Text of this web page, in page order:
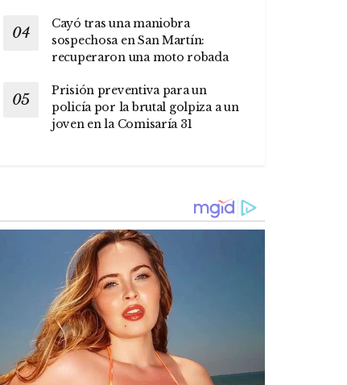
Cayó tras una maniobra
sospechosa en San Martín:
recuperaron una moto robada
Prisión preventiva para un
policía por la brutal golpiza a un
joven en la Comisaría 31